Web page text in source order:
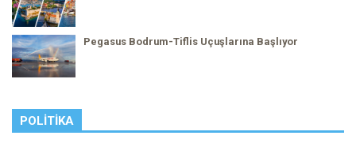
Pegasus Bodrum-Tiflis Uçuşlarına Başlıyor
POLITIKA